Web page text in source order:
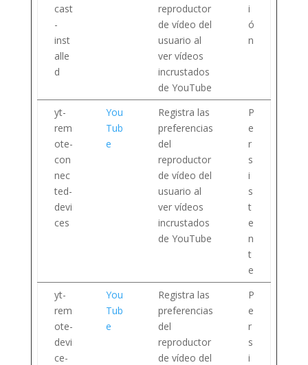
cast
-
inst
alle
d
reproductor
de vídeo del
usuario al
ver vídeos
incrustados
de YouTube
i
ó
n
yt-
rem
ote-
con
nec
ted-
devi
ces
You
Tub
e
Registra las
preferencias
del
reproductor
de vídeo del
usuario al
ver vídeos
incrustados
de YouTube
P
e
r
s
i
s
t
e
n
t
e
yt-
rem
ote-
devi
ce-
You
Tub
e
Registra las
preferencias
del
reproductor
de vídeo del
P
e
r
s
i